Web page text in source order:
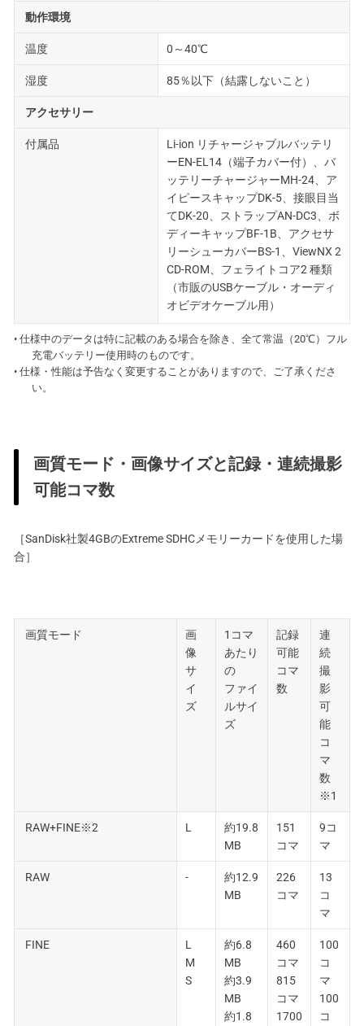
動作環境
温度 0～40℃
湿度 85％以下（結露しないこと）
アクセサリー
付属品
Li-ion リチャージャブルバッテリ
ーEN-EL14（端子カバー付）、バ
ッテリーチャージャーMH-24、ア
イピースキャップDK-5、接眼目当
てDK-20、ストラップAN-DC3、ボ
ディーキャップBF-1B、アクセサ
リーシューカバーBS-1、ViewNX 2
CD-ROM、フェライトコア2 種類
（市販のUSBケーブル・オーディ
オビデオケーブル用）
• 仕様中のデータは特に記載のある場合を除き、全て常温（20℃）フル
充電バッテリー使用時のものです。
• 仕様・性能は予告なく変更することがありますので、ご了承くださ
い。
画質モード・画像サイズと記録・連続撮影
可能コマ数
［SanDisk社製4GBのExtreme SDHCメモリーカードを使用した場
合］
画質モード
画
像
サ
イ
ズ
1コマ
あたり
の
ファイ
ルサイ
ズ
記録
可能
コマ
数
連
続
撮
影
可
能
コ
マ
数
※1
RAW+FINE※2 L
約19.8
MB
151
コマ
9コ
マ
RAW -
約12.9
MB
226
コマ
13
コ
マ
FINE
L
M
S
約6.8
MB
約3.9
MB
約1.8
460
コマ
815
コマ
1700
100
コ
マ
100
コ